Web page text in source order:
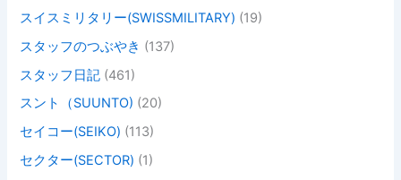
スイスミリタリー(SWISSMILITARY) (19)
スタッフのつぶやき (137)
スタッフ日記 (461)
スント（SUUNTO) (20)
セイコー(SEIKO) (113)
セクター(SECTOR) (1)